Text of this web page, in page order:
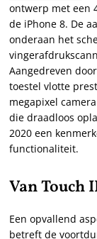
ontwerp met een
de iPhone 8. De
onderaan het
Aangedreven
toestel vlotte
megapixel
die draadloos
2020 een
functionaliteit.
Van Touch
Een opvallend
betreft de